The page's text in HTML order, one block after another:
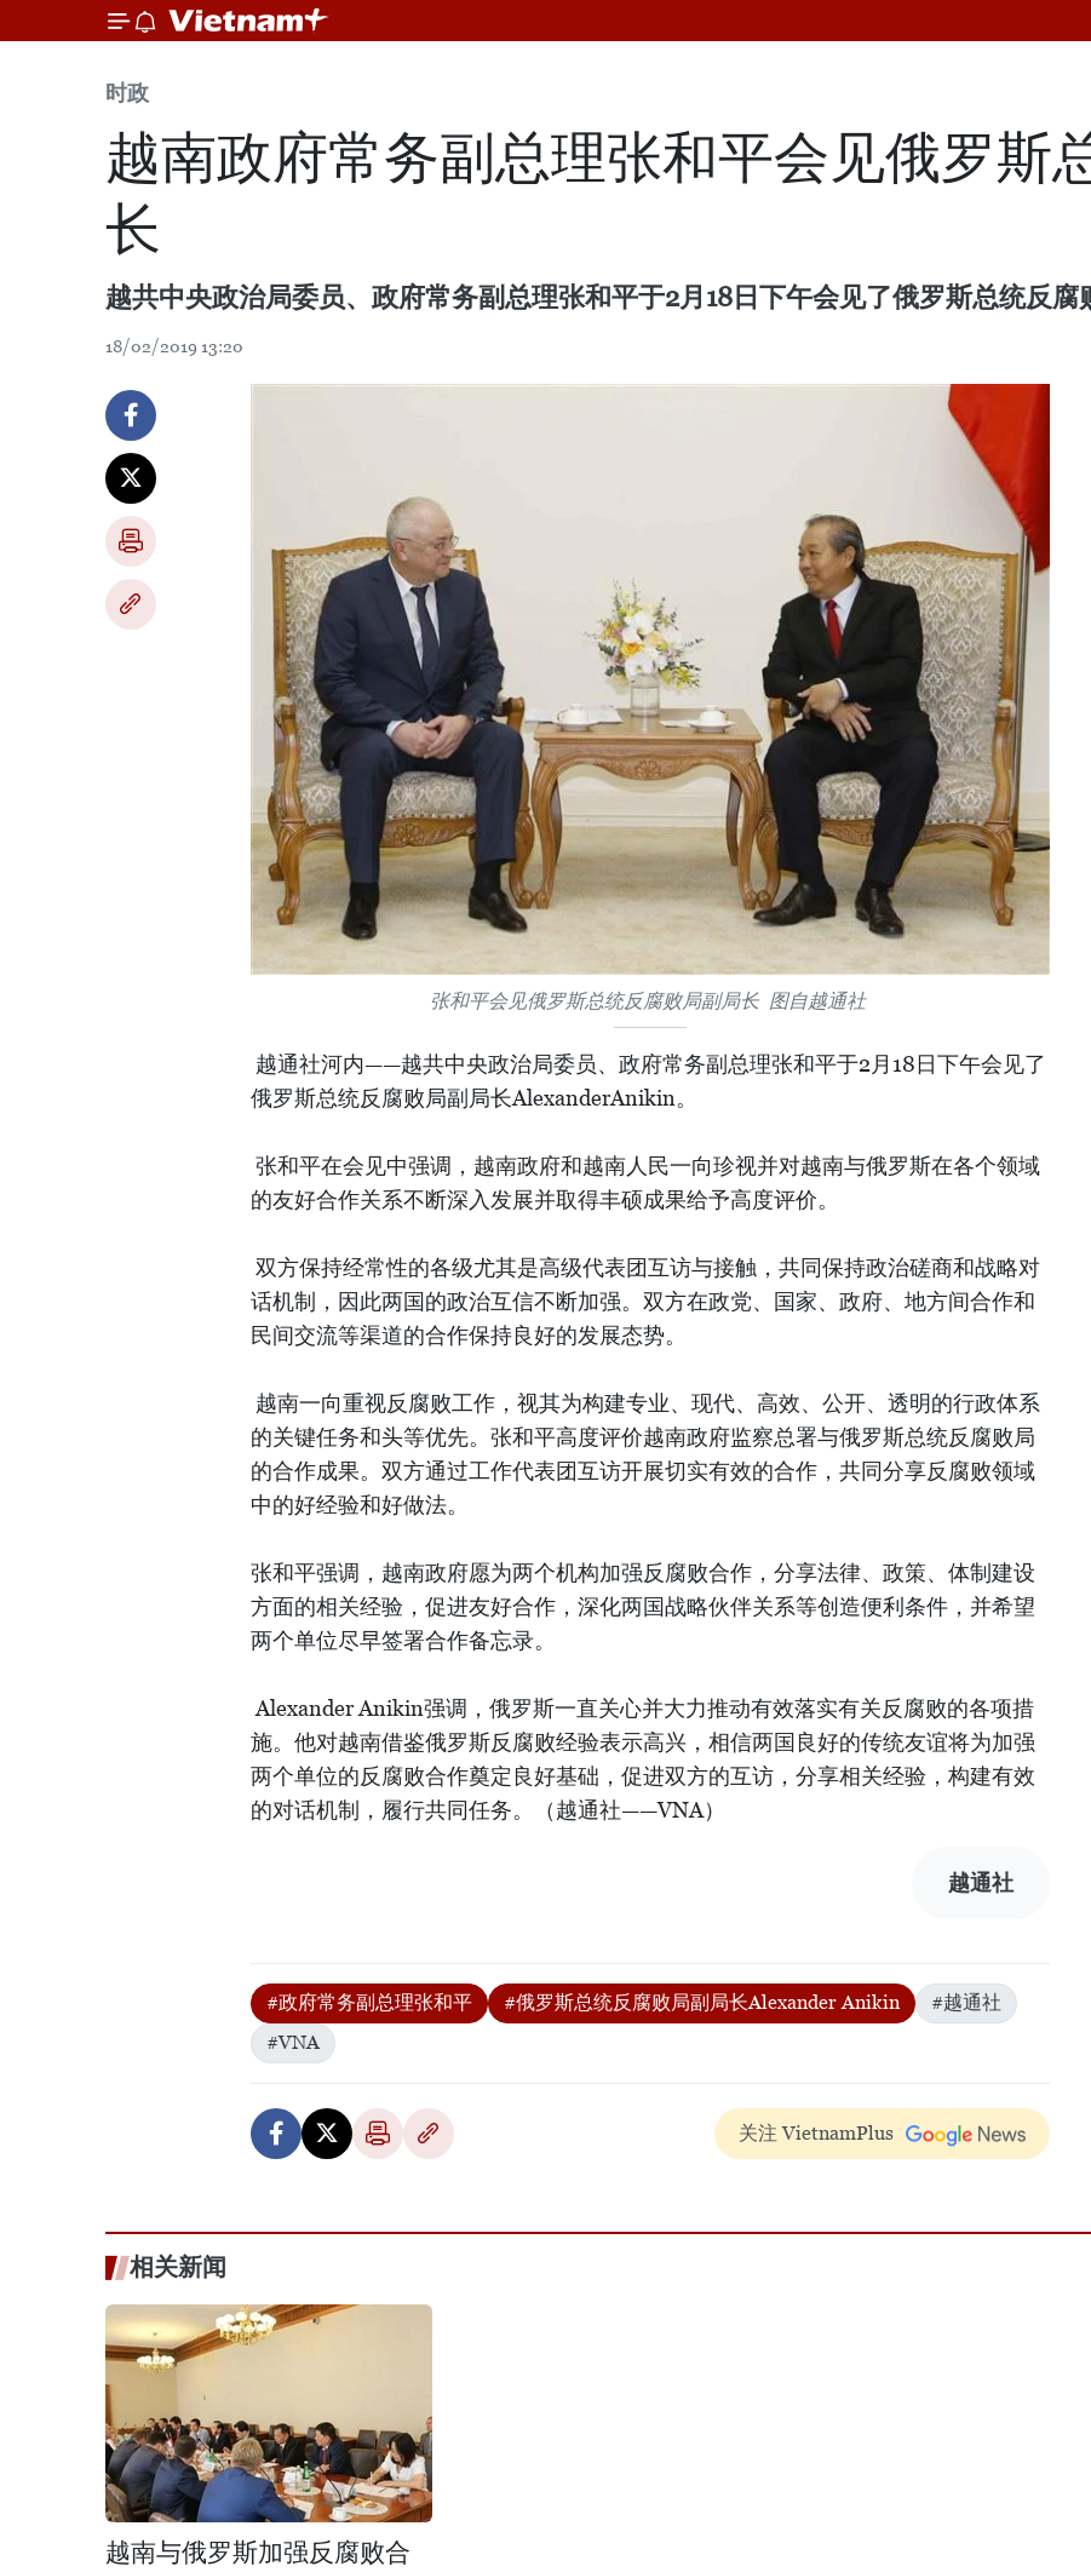
时政
越南政府常务副总理张和平会见俄罗斯
长
越共中央政治局委员、政府常务副总理张和平于2月18日下午会见了俄罗斯总统反腐
18/02/2019 13:20
张和平会见俄罗斯总统反腐败局副局长 图自越通社
越通社河内——越共中央政治局委员、政府常务副总理张和平于2月18日下午会见了
俄罗斯总统反腐败局副局长AlexanderAnikin。
张和平在会见中强调，越南政府和越南人民一向珍视并对越南与俄罗斯在各个领域
的友好合作关系不断深入发展并取得丰硕成果给予高度评价。
双方保持经常性的各级尤其是高级代表团互访与接触，共同保持政治磋商和战略对
话机制，因此两国的政治互信不断加强。双方在政党、国家、政府、地方间合作和
民间交流等渠道的合作保持良好的发展态势。
越南一向重视反腐败工作，视其为构建专业、现代、高效、公开、透明的行政体系
的关键任务和头等优先。张和平高度评价越南政府监察总署与俄罗斯总统反腐败局
的合作成果。双方通过工作代表团互访开展切实有效的合作，共同分享反腐败领域
中的好经验和好做法。
张和平强调，越南政府愿为两个机构加强反腐败合作，分享法律、政策、体制建设
方面的相关经验，促进友好合作，深化两国战略伙伴关系等创造便利条件，并希望
两个单位尽早签署合作备忘录。
Alexander Anikin强调，俄罗斯一直关心并大力推动有效落实有关反腐败的各项措
施。他对越南借鉴俄罗斯反腐败经验表示高兴，相信两国良好的传统友谊将为加强
两个单位的反腐败合作奠定良好基础，促进双方的互访，分享相关经验，构建有效
的对话机制，履行共同任务。（越通社——VNA）
越通社
#政府常务副总理张和平 #俄罗斯总统反腐败局副局长Alexander Anikin
#越通社
#VNA
关注 VietnamPlus
相关新闻
越南与俄罗斯加强反腐败合